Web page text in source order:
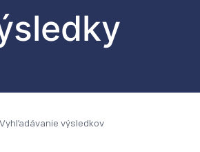
Vyhľadávanie výsledkov